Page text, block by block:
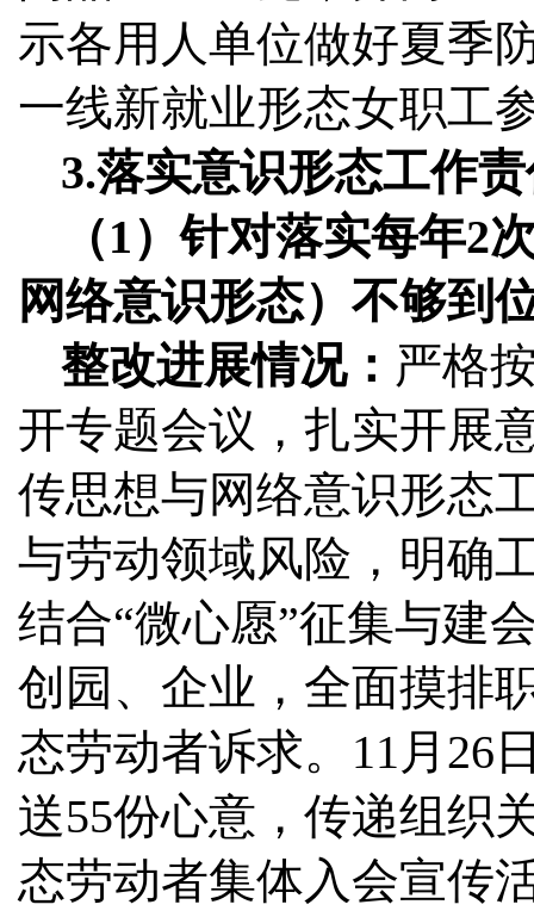
示各用人单位做好夏季
一线新就业形态女职工
3.落实意识形态工作
（1）针对落实每年2
网络意识形态）不够到
整改进展情况： 严格
开专题会议，扎实开展
传思想与网络意识形态
与劳动领域风险，明确
结合“微心愿”征集与建
创园、企业，全面摸排
态劳动者诉求。11月26
送55份心意，传递组织
态劳动者集体入会宣传